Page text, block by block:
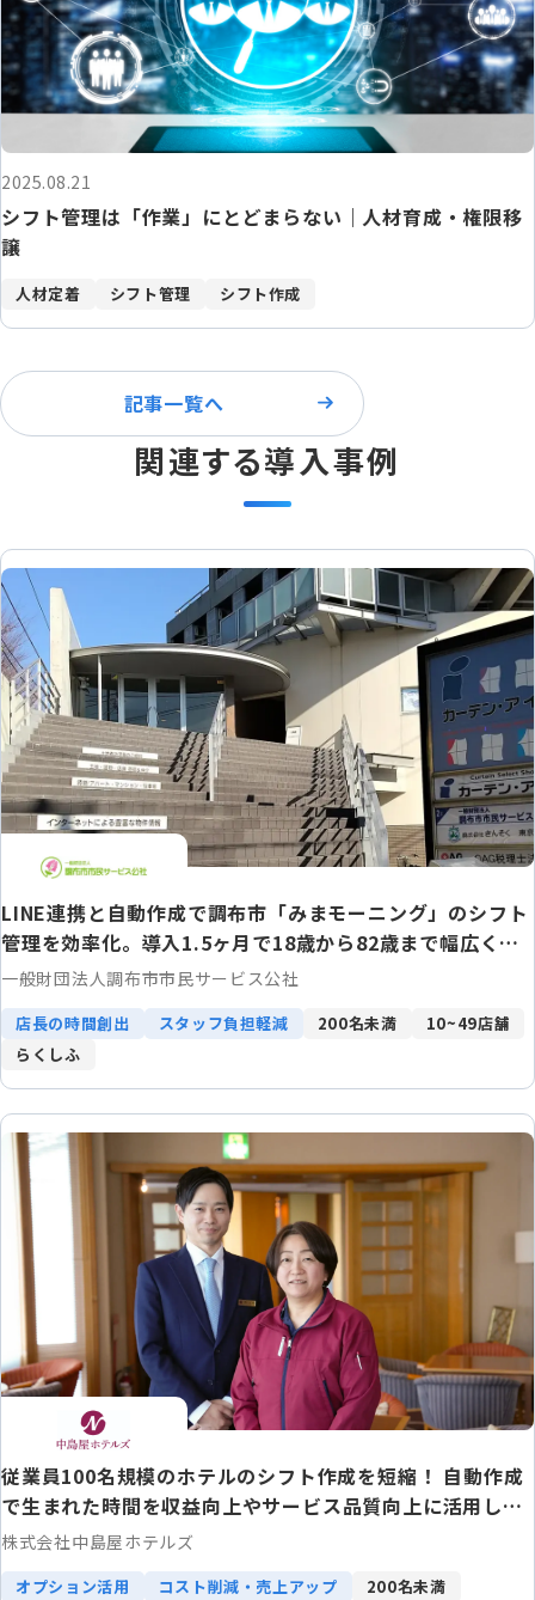
2025.08.21
シフト管理は「作業」にとどまらない｜人材育成・権限移
譲
人材定着 シフト管理 シフト作成
記事一覧へ
関連する導入事例
LINE連携と自動作成で調布市「みまモーニング」のシフト
管理を効率化。導入1.5ヶ月で18歳から82歳まで幅広く定
着！
一般財団法人調布市市民サービス公社
店長の時間創出 スタッフ負担軽減 200名未満
10~49店舗
らくしふ
従業員100名規模のホテルのシフト作成を短縮！ 自動作成
で生まれた時間を収益向上やサービス品質向上に活用しDX
推進にも寄与
株式会社中島屋ホテルズ
オプション活用 コスト削減・売上アップ
200名未満